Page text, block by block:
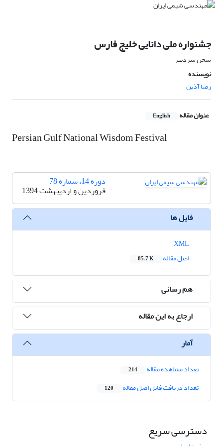
جشنواره ملی دانایی خلیج فارس
سخن سردبیر
نویسنده
رضا آذین
عنوان مقاله English
Persian Gulf National Wisdom Festival
دوره 14، شماره 78
فروردین و اردیبهشت 1394
فایل ها
اصل مقاله
85.7 K
هم رسانی
ارجاع به این مقاله
آمار
تعداد مشاهده مقاله 214
تعداد دریافت فایل اصل مقاله 120
دسترسی سریع